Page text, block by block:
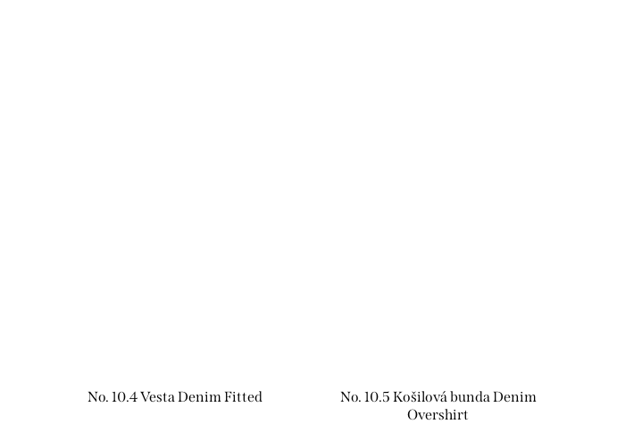
No. 10.4 Vesta Denim Fitted
No. 10.5 Košilová bunda Denim
Overshirt